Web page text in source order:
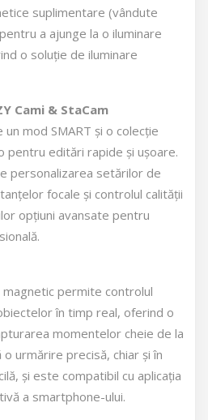
suplimentare (vândute
a ajunge la o iluminare
o soluție de iluminare
Cami & StaCam
un mod SMART și o colecție
pentru editări rapide și ușoare.
personalizarea setărilor de
focale și controlul calității
opțiuni avansate pentru
permite controlul
în timp real, oferind o
momentelor cheie de la
urmărire precisă, chiar și în
și este compatibil cu aplicația
a smartphone-ului.